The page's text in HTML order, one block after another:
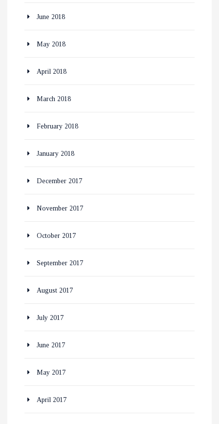
June 2018
May 2018
April 2018
March 2018
February 2018
January 2018
December 2017
November 2017
October 2017
September 2017
August 2017
July 2017
June 2017
May 2017
April 2017